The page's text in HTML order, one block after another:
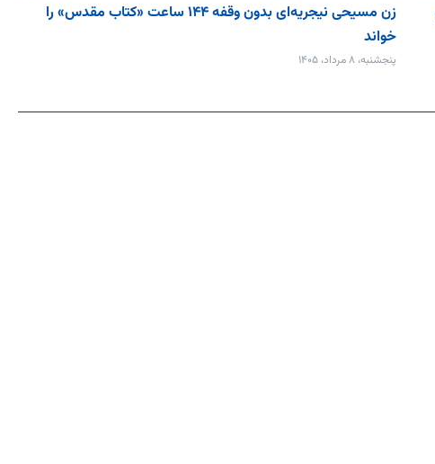
زن مسیحی نیجریه‌ای بدون وقفه ۱۴۴ ساعت «کتاب مقدس» را
خواند
پنجشنبه، ۸ مرداد، ۱۴۰۵